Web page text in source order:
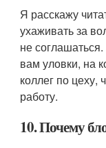
Я расскажу
ухаживать за
не
вам уловки, на
коллег по цеху,
работу.
10. Почему